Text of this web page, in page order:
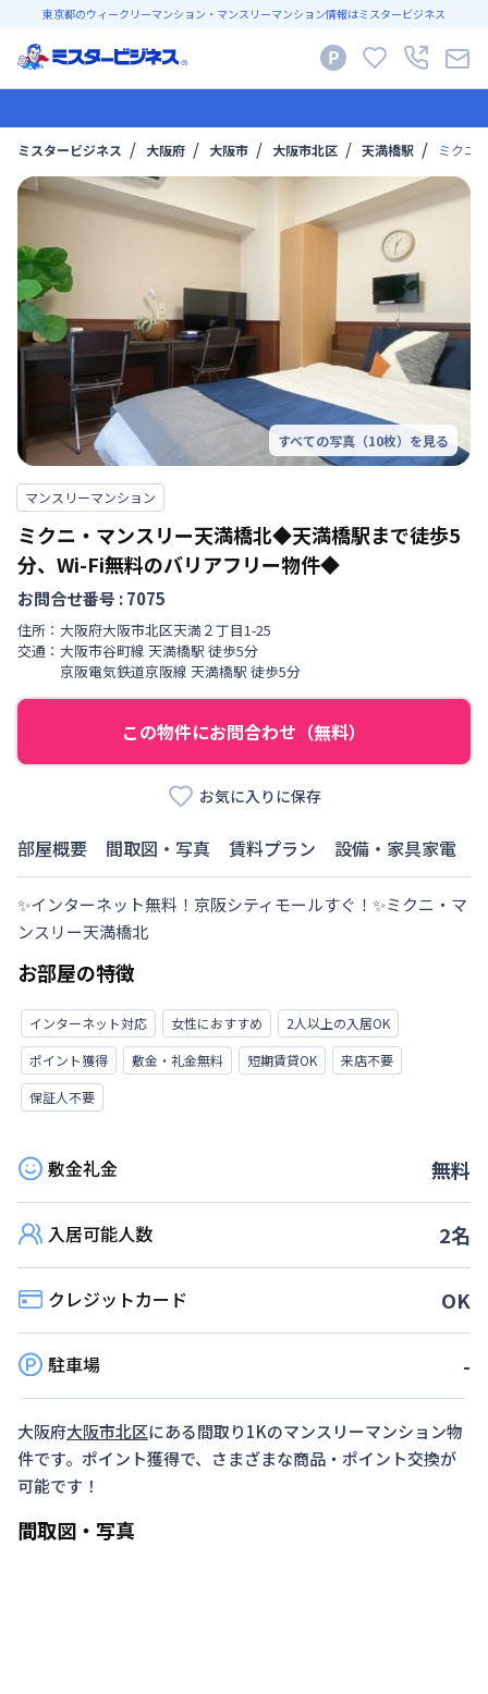
東京都のウィークリーマンション・マンスリーマンション情報はミスタービジネス
ミスタービジネス 大阪府 大阪市 大阪市北区 天満橋駅 ミクニ
すべての写真（10枚）を見る
マンスリーマンション
ミクニ・マンスリー天満橋北◆天満橋駅まで徒歩5
分、Wi-Fi無料のバリアフリー物件◆
お問合せ番号 :7075
住所： 大阪府大阪市北区天満２丁目1-25
交通： 大阪市谷町線 天満橋駅 徒歩5分
京阪電気鉄道京阪線 天満橋駅 徒歩5分
この物件にお問合わせ（無料）
お気に入りに保存
部屋概要 間取図・写真 賃料プラン 設備・家具家電
✨インターネット無料！京阪シティモールすぐ！✨ミクニ・マ
ンスリー天満橋北
お部屋の特徴
インターネット対応 女性におすすめ
2人以上の入居OK
ポイント獲得
敷金・礼金無料 短期賃貸OK
来店不要
保証人不要
敷金礼金 無料
入居可能人数 2名
クレジットカード OK
駐車場 -
大阪府大阪市北区にある間取り1Kのマンスリーマンション物
件です。ポイント獲得で、さまざまな商品・ポイント交換が
可能です！
間取図・写真